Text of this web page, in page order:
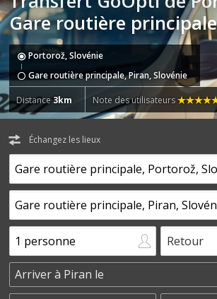
Gare routière principale
Portorož, Slovénie
Gare routière principale, Piran, Slovénie
Distance3km Note des utilisateurs
Échangez les lieux
Retour